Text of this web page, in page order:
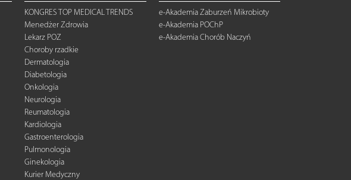
KONGRES TOP MEDICAL TRENDS
Menedżer Zdrowia
Lekarz POZ
Choroby rzadkie
Dermatologia
Diabetologia
Onkologia
Neurologia
Reumatologia
Kardiologia
Gastroenterologia
Pulmonologia
Ginekologia
Kurier Medyczny
e-Akademia Zaburzeń Mikrobioty
e-Akademia POChP
e-Akademia Chorób Naczyń